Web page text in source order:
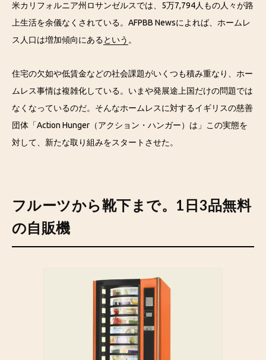
米カリフォルニア州ロサンゼルスでは、5万7,794人もの人々が路
上生活を余儀なくされている。AFPBB Newsによれば、ホームレ
ス人口は増加傾向にあるという 。
住宅の欠如や低賃金などの社会課題がいくつも積み重なり、ホー
ムレス事情は複雑化している。いまや発展途上国だけの問題では
なくなっているのだ。そんなホームレスに対するイギリスの慈善
団体「Action Hunger（アクション・ハンガー）は」この実態を
対して、新たな取り組みをスタートさせた。
フルーツから靴下まで。1日3品無料
の自販機